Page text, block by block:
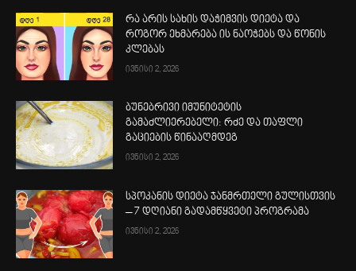
რა არის სახის დაჭიმვის დიეტა და
როგორ ეხმარება ის ნაოჭებს და წონის
კლებას
ივნისი 2, 2026
ბუნებრივი იმუნიტეტის
გამაძლიერებელი: რძე და თაფლი
გაციების წინააღმდეგ
ივნისი 2, 2026
სპოკანის დიეტა ჯანმრთელი გულისთვის
– 7 დღიანი გადამწყვეტი პროგრამა
ივნისი 2, 2026